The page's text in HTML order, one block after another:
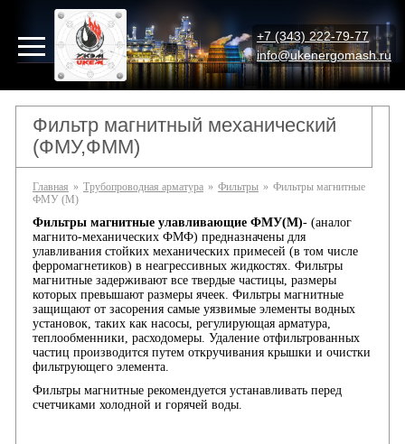
+7 (343) 222-79-77
info@ukenergomash.ru
Фильтр магнитный механический
(ФМУ,ФММ)
Главная » Трубопроводная арматура » Фильтры » Фильтры магнитные
ФМУ (М)
Фильтры магнитные улавливающие ФМУ(М)- (аналог
магнито-механических ФМФ) предназначены для
улавливания стойких механических примесей (в том числе
ферромагнетиков) в неагрессивных жидкостях. Фильтры
магнитные задерживают все твердые частицы, размеры
которых превышают размеры ячеек. Фильтры магнитные
защищают от засорения самые уязвимые элементы водных
установок, таких как насосы, регулирующая арматура,
теплообменники, расходомеры. Удаление отфильтрованных
частиц производится путем откручивания крышки и очистки
фильтрующего элемента.
Фильтры магнитные рекомендуется устанавливать перед
счетчиками холодной и горячей воды.